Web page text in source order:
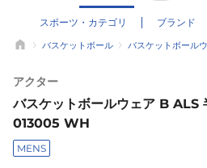
スポーツ・カテゴリ ブランド
バスケットボール バスケットボール
アクター
バスケットボールウェア B ALS
013005 WH
MENS